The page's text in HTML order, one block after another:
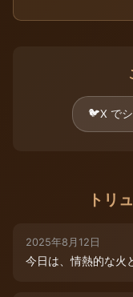
🐦X で
トリ
2025年8月12日
今日は、情熱的な火